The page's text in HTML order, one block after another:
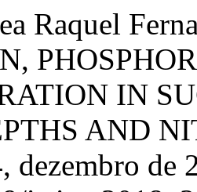
Raquel
IN
AND
dezembro de